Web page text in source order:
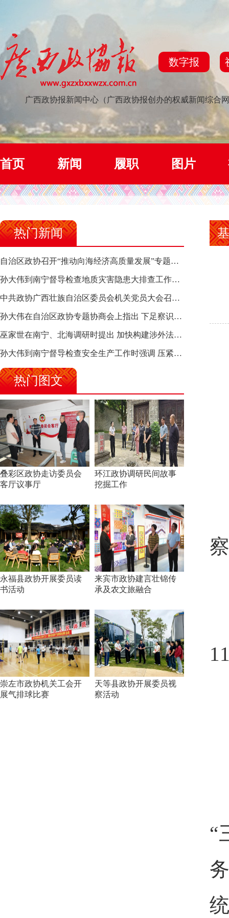
数字报
广西政协报新闻中心（广西政协报创办的权威新闻综合
首页 新闻 履职 图片
热门新闻
自治区政协召开“推动向海经济高质量发展”专题调研座谈会 钱学明出席并讲话
孙大伟到南宁督导检查地质灾害隐患大排查工作时强调 筑牢地质灾害安全防线 全力保障人民群众生命财产安全
中共政协广西壮族自治区委员会机关党员大会召开 选举产生新一届机关党委、机关纪委
孙大伟在自治区政协专题协商会上指出 下足察识谋督之功 恪尽服务大局之责 助推有色金属、关键金属产业高质量发展
巫家世在南宁、北海调研时提出 加快构建涉外法律供给集群 护航向海经济高质量发展
孙大伟到南宁督导检查安全生产工作时强调 压紧压实责任 狠抓隐患整治 坚决筑牢安全生产防线
热门图文
叠彩区政协走访委员会
客厅议事厅
环江政协调研民间故事
挖掘工作
永福县政协开展委员读
书活动
来宾市政协建言壮锦传
承及农文旅融合
崇左市政协机关工会开
展气排球比赛
天等县政协开展委员视
察活动
“